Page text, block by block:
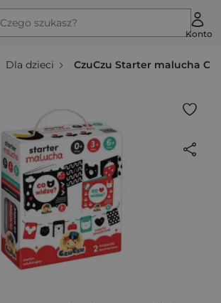
Czego szukasz?
Konto
Dla dzieci CzuCzu Starter malucha Co